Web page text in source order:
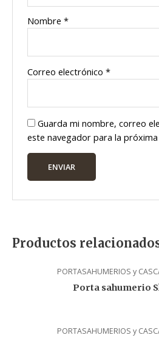
Nombre*
Correo electrónico*
Guarda mi nombre, correo
este navegador para la
Productos
PORTASAHUMERIOS y
Porta sahumerio
PORTASAHUMERIOS y